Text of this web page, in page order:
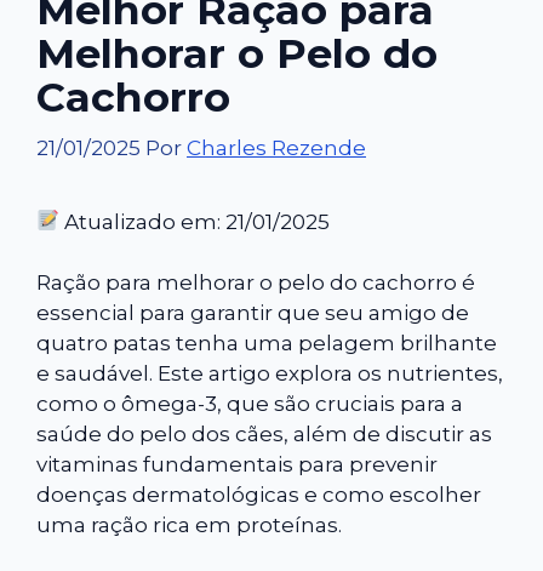
Melhorar o Pelo do
Cachorro
21/01/2025 Por Charles Rezende
Atualizado em: 21/01/2025
Ração para melhorar o pelo do cachorro é
essencial para garantir que seu amigo de
quatro patas tenha uma pelagem brilhante
e saudável. Este artigo explora os nutrientes,
como o ômega-3, que são cruciais para a
saúde do pelo dos cães, além de discutir as
vitaminas fundamentais para prevenir
doenças dermatológicas e como escolher
uma ração rica em proteínas.